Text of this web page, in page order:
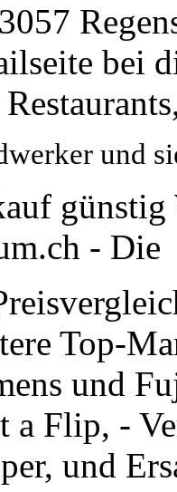
bei
und
- Die
Top-
und
a Flip, -
und